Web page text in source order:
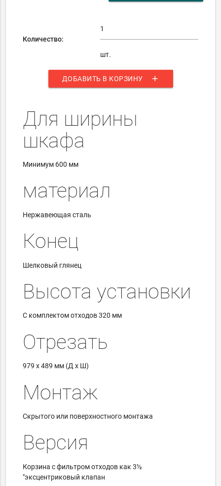
Количество:
шт.
ДОБАВИТЬ В КОРЗИНУ add
Для ширины
шкафа
Минимум 600 мм
материал
Нержавеющая сталь
Конец
Шелковый глянец
Высота установки
С комплектом отходов 320 мм
Отрезать
979 х 489 мм (Д х Ш)
Монтаж
Скрытого или поверхностного монтажа
Версия
Корзина с фильтром отходов как 3½
"эксцентриковый клапан